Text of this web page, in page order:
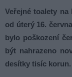
Veřejné toalety
od úterý 16.
bylo poškození
být nahrazeno
desítky tisíc korun.